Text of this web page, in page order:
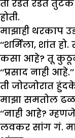
ती रडत रडत तुटक
होती.
माझाही थरकाप
‘‘शर्मिला, शांत
कसा आहे? तू
‘‘प्रसाद नाही आहे.’’
ती जोरजोरात
माझा समतोल
‘‘नाही आहे?
लवकर सांग गं.